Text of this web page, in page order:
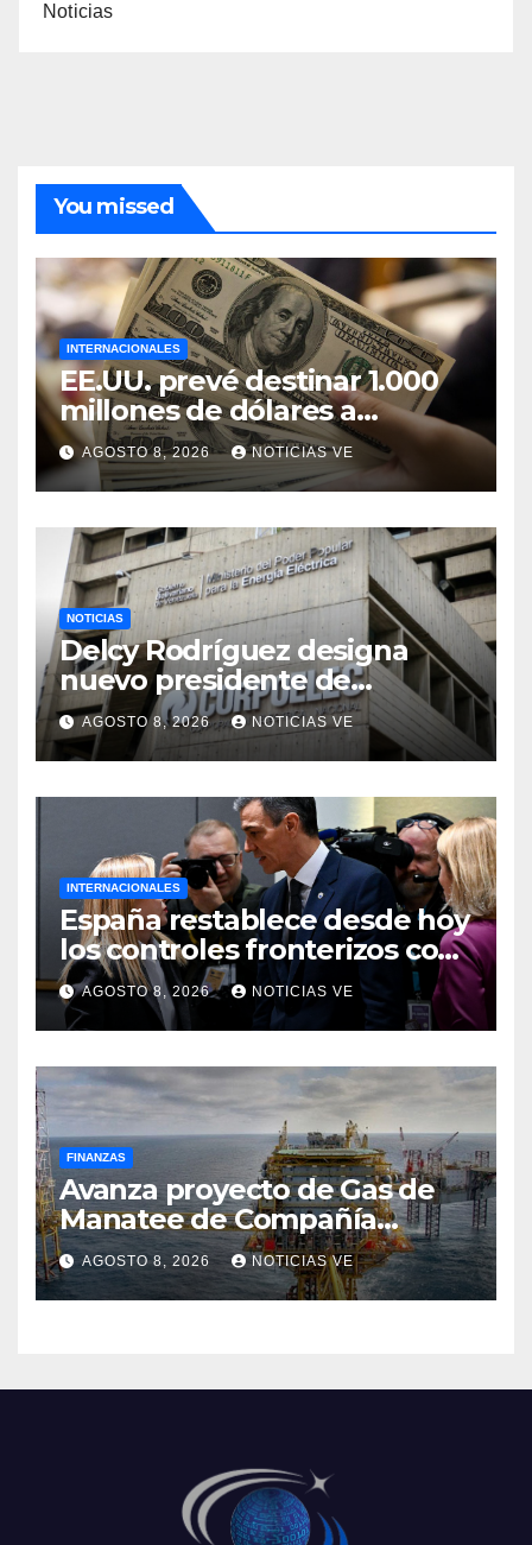
Noticias
You missed
INTERNACIONALES
EE.UU. prevé destinar 1.000
millones de dólares a
Colombia para un paquete
de seguridad
AGOSTO 8, 2026 NOTICIAS VE
NOTICIAS
Delcy Rodríguez designa
nuevo presidente de
Corpoelec y nuevo
viceministro de Servicios
Eléctricos
AGOSTO 8, 2026 NOTICIAS VE
INTERNACIONALES
España restablece desde hoy
los controles fronterizos con
Italia tras el rechazo de Roma
a retirar las restricciones
AGOSTO 8, 2026 NOTICIAS VE
FINANZAS
Avanza proyecto de Gas de
Manatee de Compañía
Nacional de Gas de Trinidad y
Tobago
AGOSTO 8, 2026 NOTICIAS VE